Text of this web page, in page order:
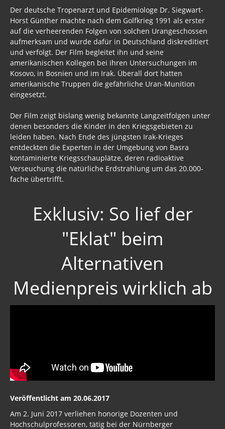
China Lake
Freimaurer Bücher
google
Hörbücher
Trump, Putin, Xi und die Fliehkräfte
Tod der Tartarie
Wikileaks Daten
Bücher pdf
BRD / Deutschland
Archiv Stöverstuuv 2017, 2016, 2015
Archiv 2017
Grundlagen
Verfassung
Matrix
Abmahnungen / Behördenschreiben
Der deutsche Tropenarzt und Epidemiologe Dr. Siegwart-
Horst Günther machte nach dem Golfkrieg 1991 als erster
auf die verheerenden Folgen von solchen Urangeschossen
aufmerksam und wurde dafür in Deutschland diskreditiert
und verfolgt. Der Film begleitet ihn und seine
amerikanischen Kollegen bei ihren Untersuchungen im
Kosovo, in Bosnien und im Irak. Überall dort hatten
amerikanische Truppen die gefährliche Uran-Munition
eingesetzt.
Der Film zeigt bislang wenig bekannte Langzeitfolgen unter
denen besonders die Kinder in den Kriegsgebieten zu
leiden haben. Nach Ende des jüngsten Irak-Krieges
entdeckten die Experten in der Umgebung von Basra
kontaminierte Kriegsschauplätze, deren radioaktive
Verseuchung die natürliche Erdstrahlung um das 20.000-
fache übertrifft.
Exklusiv: So lief der
"Eklat" beim
Alternativen
Medienpreis wirklich ab
Veröffentlicht am 20.06.2017
Am 2. Juni 2017 verliehen honorige Dozenten und
Hochschulprofessoren, tätig bei der Nürnberger